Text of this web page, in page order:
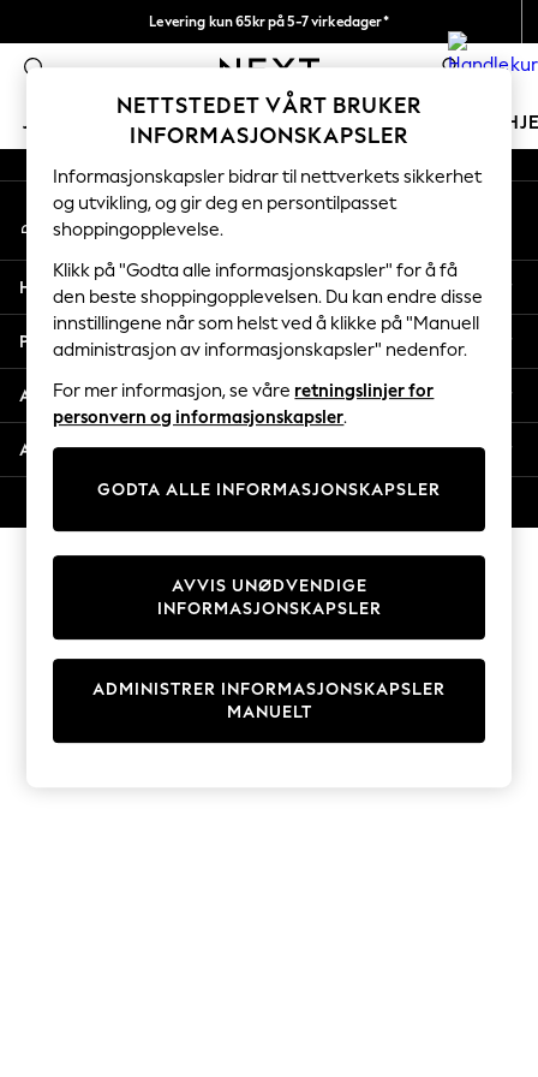
Levering kun 65kr på 5-7 virkedager*
Vi betaler alle tollavgifter 0
JENTER GUTTER BABY KVINNER
GIRLS
New In
50 - 92cm
98 - 110cm
116 - 134cm
140 - 174cm
Trending: Top & Short Sets
Trending: Clogs
Toy Story
THE SET
Coats & Jackets
Sweatshirts & Hoodies
Knitwear
Cardigans
Dresses
Sets & Outfits
T-Shirts
An error occurred on client
Våre sosiale nettverk
Min konto
Logg inn på kontoen din
Hjelp
Personvern & Juridisk
Avdelinger
Andre tjenester
NETTSTEDET VÅRT BRUKER
INFORMASJONSKAPSLER
Informasjonskapsler bidrar til nettverkets sikkerhet
og utvikling, og gir deg en persontilpasset
shoppingopplevelse.
Klikk på "Godta alle informasjonskapsler" for å få
den beste shoppingopplevelsen. Du kan endre disse
innstillingene når som helst ved å klikke på "Manuell
administrasjon av informasjonskapsler" nedenfor.
For mer informasjon, se våre retningslinjer for
personvern og informasjonskapsler.
GODTA ALLE INFORMASJONSKAPSLER
ADMINISTRER INFORMASJONSKAPSLER
MANUELT
AVVIS UNØDVENDIGE
INFORMASJONSKAPSLER